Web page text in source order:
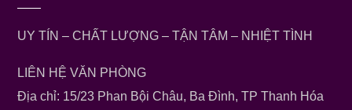
UY TÍN – CHẤT LƯỢNG – TẬN TÂM – NHIỆT TÌNH
LIÊN HỆ VĂN PHÒNG
Địa chỉ: 15/23 Phan Bội Châu, Ba Đình, TP Thanh Hóa